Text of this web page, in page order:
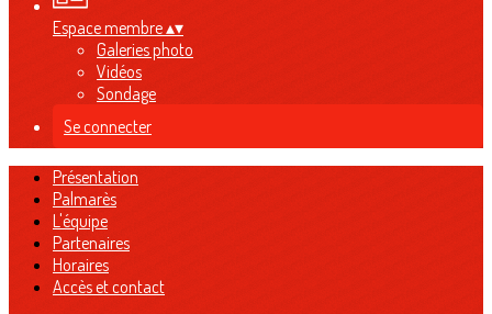
Espace membre▴▾
Galeries photo
Vidéos
Sondage
Se connecter
Présentation
Palmarès
L'équipe
Partenaires
Horaires
Accès et contact